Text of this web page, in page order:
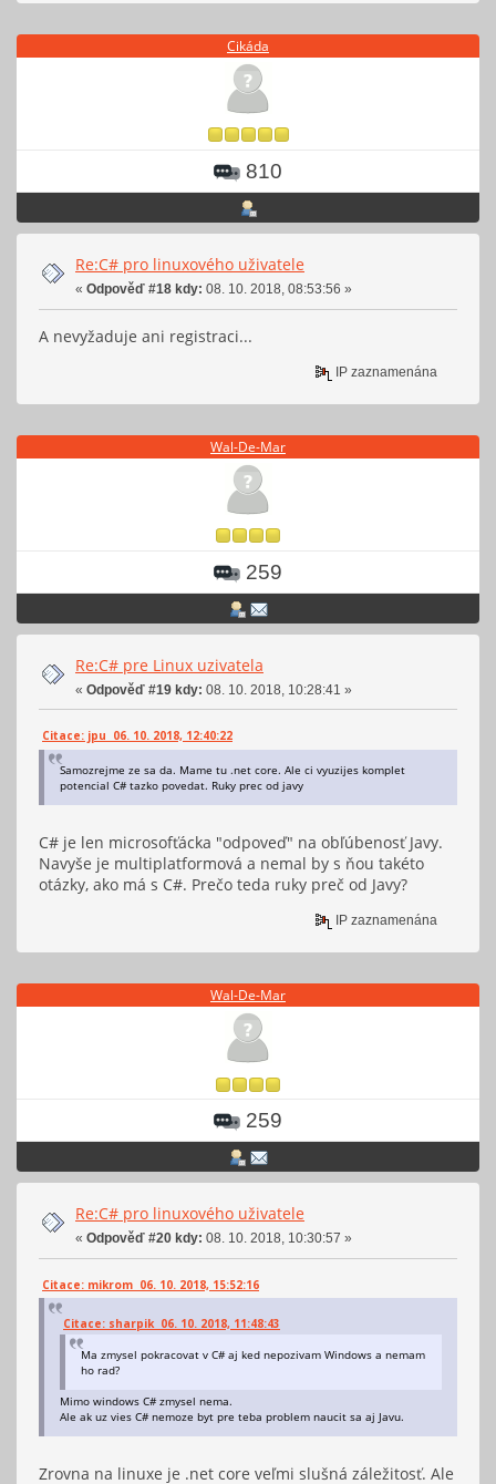
Cikáda
810
Re:C# pro linuxového uživatele
« Odpověď #18 kdy: 08. 10. 2018, 08:53:56 »
A nevyžaduje ani registraci...
IP zaznamenána
Wal-De-Mar
259
Re:C# pre Linux uzivatela
« Odpověď #19 kdy: 08. 10. 2018, 10:28:41 »
Citace: jpu 06. 10. 2018, 12:40:22
Samozrejme ze sa da. Mame tu .net core. Ale ci vyuzijes komplet
potencial C# tazko povedat. Ruky prec od javy
C# je len microsofťácka "odpoveď" na obľúbenosť Javy.
Navyše je multiplatformová a nemal by s ňou takéto
otázky, ako má s C#. Prečo teda ruky preč od Javy?
IP zaznamenána
Wal-De-Mar
259
Re:C# pro linuxového uživatele
« Odpověď #20 kdy: 08. 10. 2018, 10:30:57 »
Citace: mikrom 06. 10. 2018, 15:52:16
Citace: sharpik 06. 10. 2018, 11:48:43
Ma zmysel pokracovat v C# aj ked nepozivam Windows a nemam
ho rad?
Mimo windows C# zmysel nema.
Ale ak uz vies C# nemoze byt pre teba problem naucit sa aj Javu.
Zrovna na linuxe je .net core veľmi slušná záležitosť. Ale